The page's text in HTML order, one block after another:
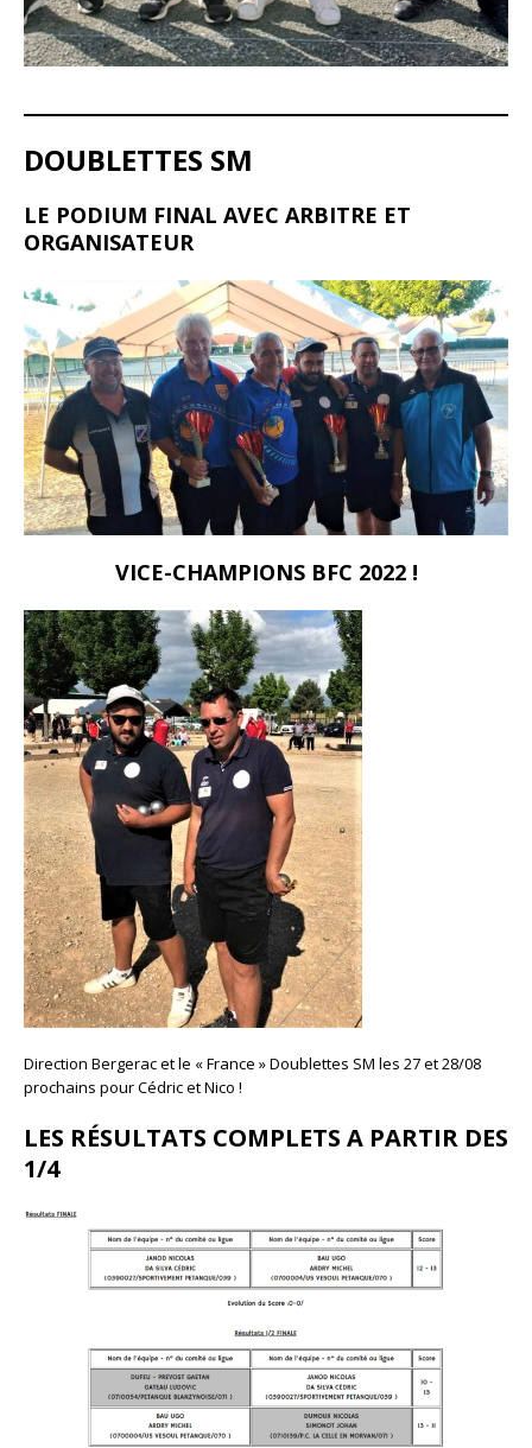
DOUBLETTES SM
LE PODIUM FINAL AVEC ARBITRE ET
ORGANISATEUR
VICE-CHAMPIONS BFC 2022 !
Direction Bergerac et le « France » Doublettes SM les 27 et 28/08
prochains pour Cédric et Nico !
LES RÉSULTATS COMPLETS A PARTIR DES
1/4